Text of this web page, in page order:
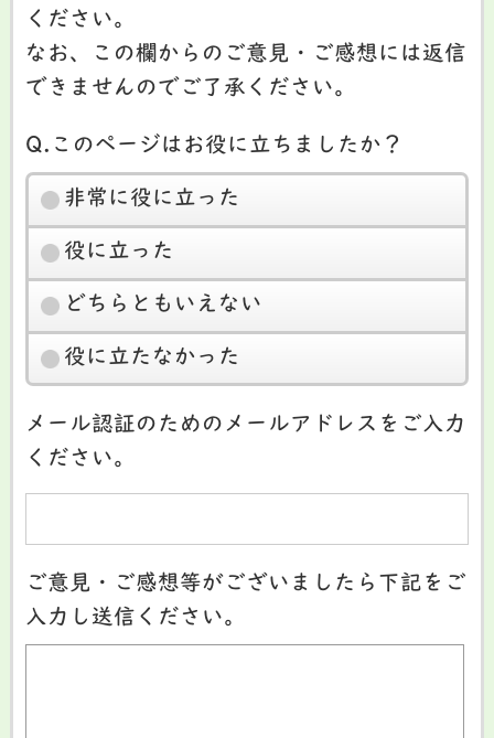
ください。
なお、この欄からのご意見・ご感想には返信
できませんのでご了承ください。
Q.このページはお役に立ちましたか？
非常に役に立った
役に立った
どちらともいえない
役に立たなかった
メール認証のためのメールアドレスをご入力
ください。
ご意見・ご感想等がございましたら下記をご
入力し送信ください。